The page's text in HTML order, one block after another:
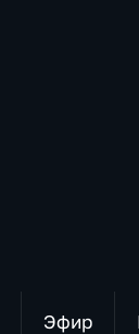
Эфир